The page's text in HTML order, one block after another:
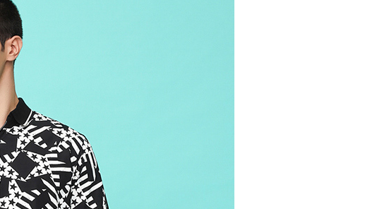
２．關於個人資料處理事宜，請瀏覽以下網址：
https://aftee.tw/terms/#terms3
３．未成年的使用者請事先徵得法定代理人或監護人之同意方可使用
「AFTEE先享後付」，若未經同意申辦者引起之損失，本公司不負相關責
任。
４．使用「AFTEE先享後付」時，將依據個別帳號之用戶狀況，依本公司
即時審查核予不同之上限額度；若仍有額度不足之情形，本公司將視審查
結果請求用戶進行身份認證。
５．嚴禁一人註冊多個帳號或使用他人資訊註冊。若發現惡意使用之情
形，恩沛科技股份有限公司將有權停止該用戶之使用額度並採取法律行
動。
付款後7-11取貨
每筆NT$150，滿NT$500(含以上)免運費
宅配
每筆NT$150，滿NT$500(含以上)免運費
離島宅配
每筆NT$200，滿NT$5,000(含以上)免運費